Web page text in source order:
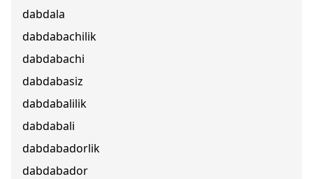
dabdala
dabdabachilik
dabdabachi
dabdabasiz
dabdabalilik
dabdabali
dabdabadorlik
dabdabador